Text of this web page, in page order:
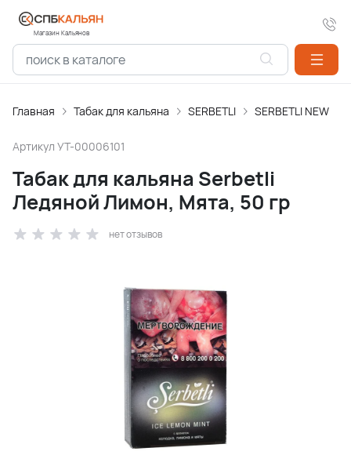
Магазин Кальянов
Главная Табак для кальяна SERBETLI SERBETLI NEW
Артикул УТ-00006101
Табак для кальяна Serbetli
Ледяной Лимон, Мята, 50 гр
нет отзывов